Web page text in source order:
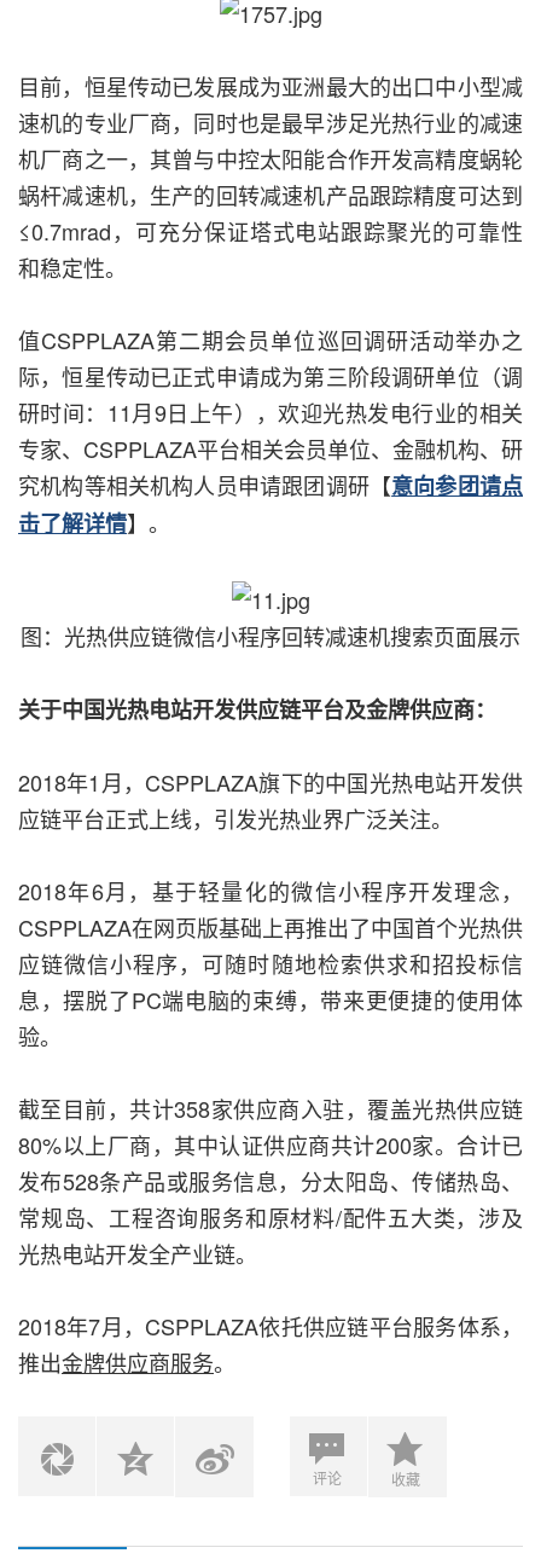
目前，恒星传动已发展成为亚洲最大的出口中小型减
速机的专业厂商，同时也是最早涉足光热行业的减速
机厂商之一，其曾与中控太阳能合作开发高精度蜗轮
蜗杆减速机，生产的回转减速机产品跟踪精度可达到
≤0.7mrad，可充分保证塔式电站跟踪聚光的可靠性
和稳定性。
值CSPPLAZA第二期会员单位巡回调研活动举办之
际，恒星传动已正式申请成为第三阶段调研单位（调
研时间：11月9日上午），欢迎光热发电行业的相关
专家、CSPPLAZA平台相关会员单位、金融机构、研
究机构等相关机构人员申请跟团调研【意向参团请点
击了解详情】。
图：光热供应链微信小程序回转减速机搜索页面展示
关于中国光热电站开发供应链平台及金牌供应商：
2018年1月，CSPPLAZA旗下的中国光热电站开发供
应链平台正式上线，引发光热业界广泛关注。
2018年6月，基于轻量化的微信小程序开发理念，
CSPPLAZA在网页版基础上再推出了中国首个光热供
应链微信小程序，可随时随地检索供求和招投标信
息，摆脱了PC端电脑的束缚，带来更便捷的使用体
验。
截至目前，共计358家供应商入驻，覆盖光热供应链
80%以上厂商，其中认证供应商共计200家。合计已
发布528条产品或服务信息，分太阳岛、传储热岛、
常规岛、工程咨询服务和原材料/配件五大类，涉及
光热电站开发全产业链。
2018年7月，CSPPLAZA依托供应链平台服务体系，
推出金牌供应商服务。
评论 收藏